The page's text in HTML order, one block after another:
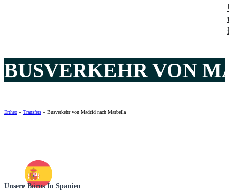
BUSVERKEHR VON
Ertheo » Transfers » Busverkehr von Madrid nach Marbella
Unsere Büros In Spanien